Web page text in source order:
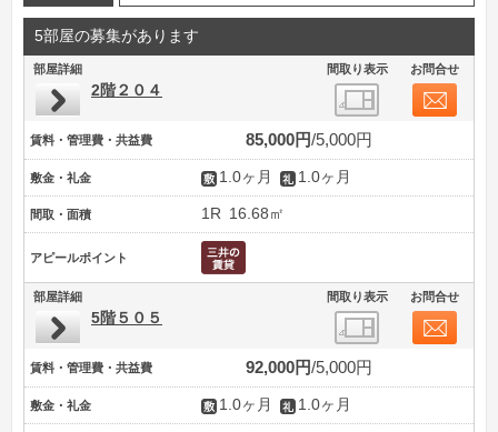
5部屋の募集があります
部屋詳細 間取り表示 お問合せ
2階２０４
賃料・管理費・共益費 85,000円 5,000円
敷金・礼金 1.0ヶ月 1.0ヶ月
間取・面積 1R 16.68㎡
アピールポイント
部屋詳細 間取り表示 お問合せ
5階５０５
賃料・管理費・共益費 92,000円 5,000円
敷金・礼金 1.0ヶ月 1.0ヶ月